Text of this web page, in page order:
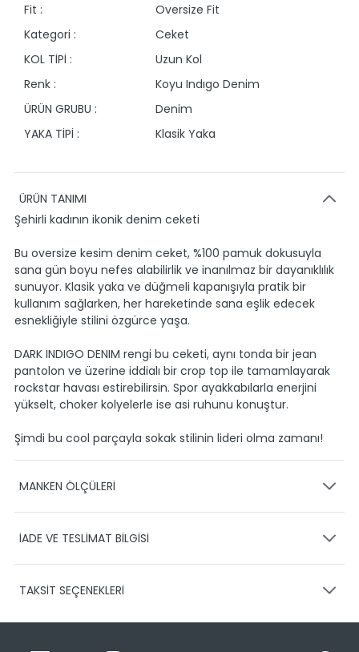
Fit :
Oversize Fit
Kategori :
Ceket
KOL TİPİ :
Uzun Kol
Renk :
Koyu Indıgo Denim
ÜRÜN GRUBU :
Denim
YAKA TİPİ :
Klasik Yaka
ÜRÜN TANIMI
Şehirli kadının ikonik denim ceketi
Bu oversize kesim denim ceket, %100 pamuk dokusuyla
sana gün boyu nefes alabilirlik ve inanılmaz bir dayanıklılık
sunuyor. Klasik yaka ve düğmeli kapanışıyla pratik bir
kullanım sağlarken, her hareketinde sana eşlik edecek
esnekliğiyle stilini özgürce yaşa.
DARK INDIGO DENIM rengi bu ceketi, aynı tonda bir jean
pantolon ve üzerine iddialı bir crop top ile tamamlayarak
rockstar havası estirebilirsin. Spor ayakkabılarla enerjini
yükselt, choker kolyelerle ise asi ruhunu konuştur.
Şimdi bu cool parçayla sokak stilinin lideri olma zamanı!
MANKEN ÖLÇÜLERİ
Model Bel:60
Model Gögüs:81
Model Boy:175
Model Kalça:90
İADE VE TESLİMAT BİLGİSİ
Ürünlerinizin gönderimini anlaşmalı olduğumuz PTT,
1-3 iş günü içerisinde kargoya teslim edilir.
TAKSİT SEÇENEKLERİ